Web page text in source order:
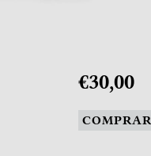
€30,00
COMPRAR